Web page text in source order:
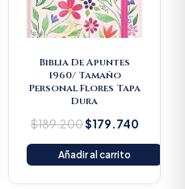
Biblia De Apuntes
1960/ Tamaño
Personal Flores Tapa
Dura
$189.200$179.740
Añadir al carrito